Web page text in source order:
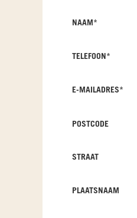
NAAM *
TELEFOON *
E-MAILADRES*
POSTCODE
STRAAT
PLAATSNAAM